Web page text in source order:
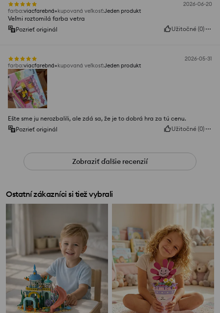
2026-06-20
farba:viacfarebná kupovaná veľkosť:Jeden produkt
Veľmi roztomilá farba vetra
Pozrieť originál
Užitočné (0)
2026-05-31
farba:viacfarebná kupovaná veľkosť:Jeden produkt
Ešte sme ju nerozbalili, ale zdá sa, že je to dobrá hra za tú cenu.
Pozrieť originál
Užitočné (0)
Zobraziť ďalšie recenzií
Ostatní zákazníci si tiež vybrali